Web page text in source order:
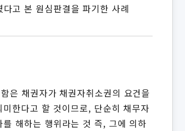
고 본 원심판결을 파기한 사례
은 채권자가 채권자취소권의 요건을
한다고 할 것이므로, 단순히 채무자
해하는 행위라는 것 즉, 그에 의하